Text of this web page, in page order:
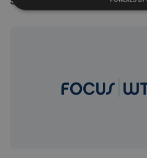
Studenten blokken in kerk